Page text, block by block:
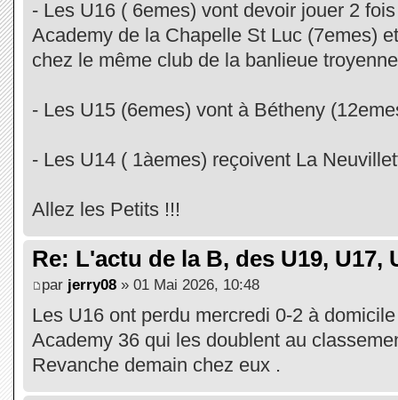
- Les U16 ( 6emes) vont devoir jouer 2
Academy de la Chapelle St Luc (7emes)
chez le même club de la banlieue
- Les U15 (6emes) vont à Bétheny
- Les U14 ( 1àemes) reçoivent La
Allez les Petits !!!
Re: L'actu de la B, des U19, U17,
par jerry08 » 01 Mai 2026, 10:48
Les U16 ont perdu mercredi 0-2 à
Academy 36 qui les doublent au
Revanche demain chez eux .